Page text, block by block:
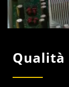
Qualità